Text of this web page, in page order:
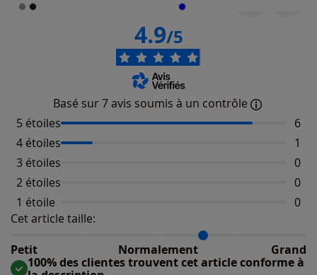
4.9/5
Basé sur 7 avis soumis à un contrôle
5 étoiles
6
4 étoiles
1
3 étoiles
0
2 étoiles
0
1 étoile
0
Cet article taille:
Petit
Normalement Grand
Répartition du taillant selon les avis clients
Taille grand : 25%
100% des clientes trouvent cet article conforme à